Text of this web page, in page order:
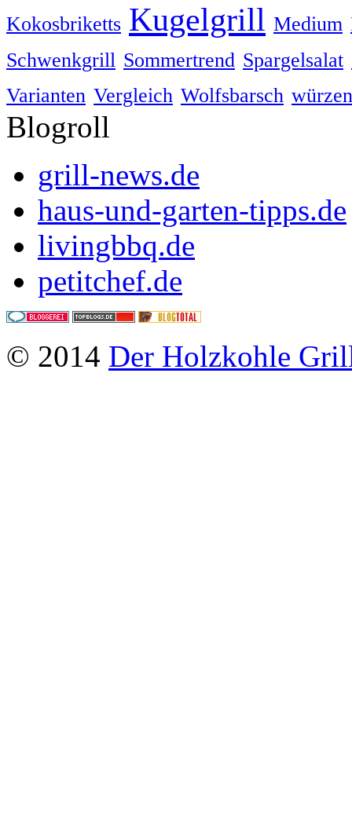
Kokosbriketts Kugelgrill Medium
Schwenkgrill Sommertrend Spargelsalat
Varianten Vergleich Wolfsbarsch würzen
Blogroll
grill-news.de
haus-und-garten-tipps.de
livingbbq.de
petitchef.de
© 2014 Der Holzkohle